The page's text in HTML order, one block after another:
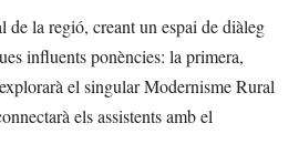
de la regió, creant un espai de diàleg
influents ponències: la primera,
el singular Modernisme Rural
els assistents amb el